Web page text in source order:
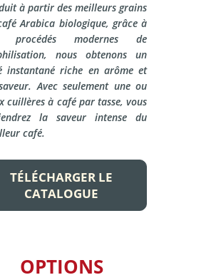
à partir des meilleurs grains
Arabica biologique, grâce à
procédés modernes de
nous obtenons un
instantané riche en arôme et
Avec seulement une ou
cuillères à café par tasse, vous
la saveur intense du
café.
TÉLÉCHARGER LE
CATALOGUE
OPTIONS